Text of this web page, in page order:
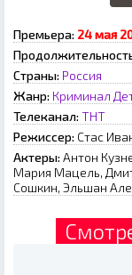
Премьера: 24 мая
Страны: Россия
Жанр: Криминал
Телеканал: ТНТ
Режиссер: Cтac
Актеры: Антон
Мария Мацель,
Сошкин, Эльшан